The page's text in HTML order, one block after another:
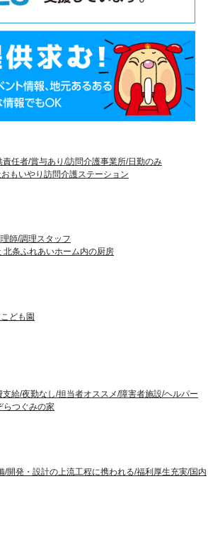
任者/賞与あり/訪問介護事業所/日勤のみ
もいやり訪問介護ステーション
師/調理スタッフ
条ふれあいホーム内の厨房
ども園
給/夜勤なし/担当者オススメ/障害者施設/ヘルパー
らつぐみの家
/開発・設計の上流工程に携われる/福利厚生充実/国内